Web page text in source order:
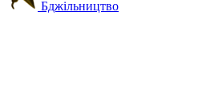
Бджільництво